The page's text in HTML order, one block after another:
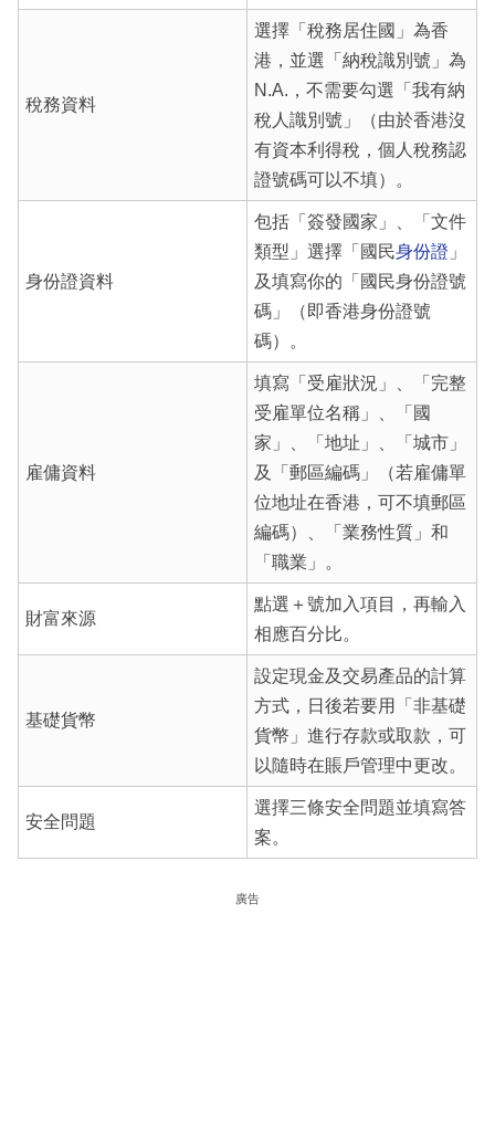
稅務資料
選擇「稅務居住國」為香
港，並選「納稅識別號」為
N.A.，不需要勾選「我有納
稅人識別號」（由於香港沒
有資本利得稅，個人稅務認
證號碼可以不填）。
身份證資料
包括「簽發國家」、「文件
類型」選擇「國民身份證 」
及填寫你的「國民身份證號
碼」（即香港身份證號
碼）。
雇傭資料
填寫「受雇狀況」、「完整
受雇單位名稱」、「國
家」、「地址」、「城市」
及「郵區編碼」（若雇傭單
位地址在香港，可不填郵區
編碼）、「業務性質」和
「職業」。
財富來源
點選＋號加入項目，再輸入
相應百分比。
基礎貨幣
設定現金及交易產品的計算
方式，日後若要用「非基礎
貨幣」進行存款或取款，可
以隨時在賬戶管理中更改。
安全問題
選擇三條安全問題並填寫答
案。
廣告